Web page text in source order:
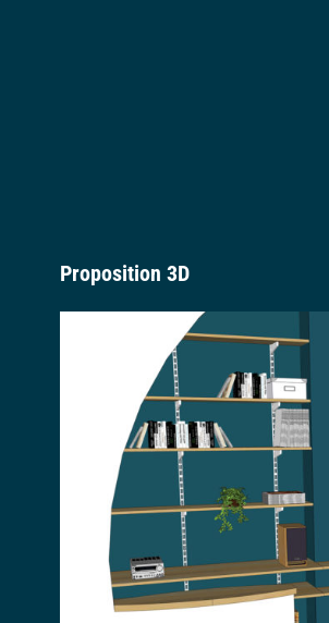
Proposition 3D